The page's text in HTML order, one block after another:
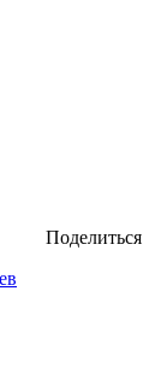
Поделиться